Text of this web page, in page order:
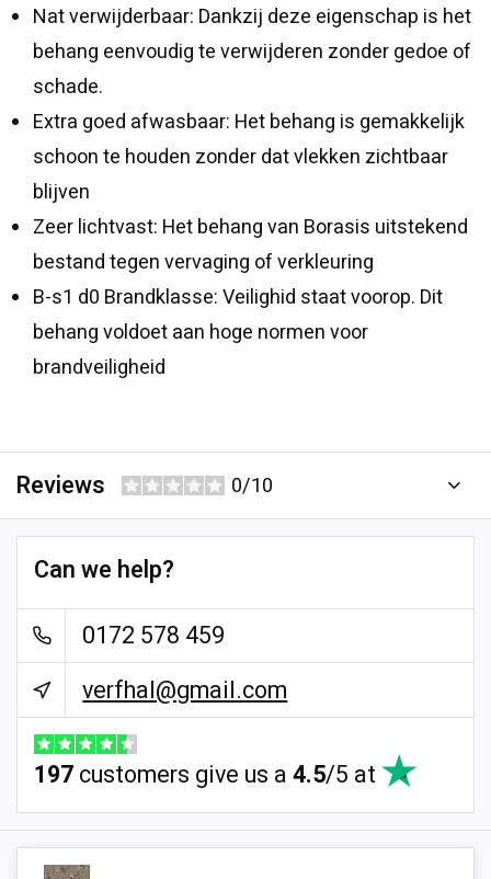
Nat verwijderbaar: Dankzij deze eigenschap is het
behang eenvoudig te verwijderen zonder gedoe of
schade.
Extra goed afwasbaar: Het behang is gemakkelijk
schoon te houden zonder dat vlekken zichtbaar
blijven
Zeer lichtvast: Het behang van Borasis uitstekend
bestand tegen vervaging of verkleuring
B-s1 d0 Brandklasse: Veilighid staat voorop. Dit
behang voldoet aan hoge normen voor
brandveiligheid
Reviews 0/10
Can we help?
0172 578 459
verfhal@gmail.com
197customers give us a4.5/5 at